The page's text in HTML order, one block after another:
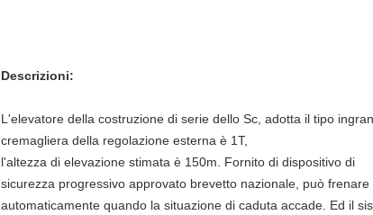
Descrizioni:
L'elevatore della costruzione di serie dello Sc, adotta il tipo
cremagliera della regolazione esterna è 1T,
l'altezza di elevazione stimata è 150m. Fornito di dispositivo di
sicurezza progressivo approvato brevetto nazionale, può frenare
automaticamente quando la situazione di caduta accade. Ed il